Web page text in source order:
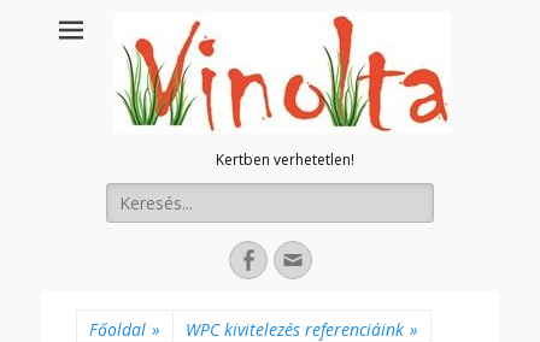
Kertben verhetetlen!
Keresés:
Facebook
E-
mail
Főoldal » WPC kivitelezés referenciáink »